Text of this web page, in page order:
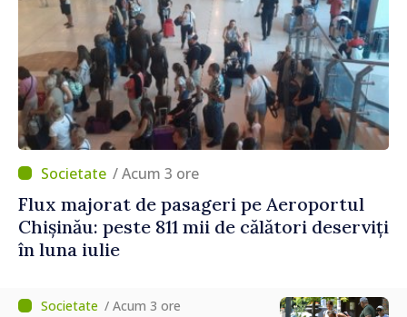
/ Acum 3 ore
Flux majorat de pasageri pe Aeroportul
Chișinău: peste 811 mii de călători deserviți
în luna iulie
/ Acum 3 ore